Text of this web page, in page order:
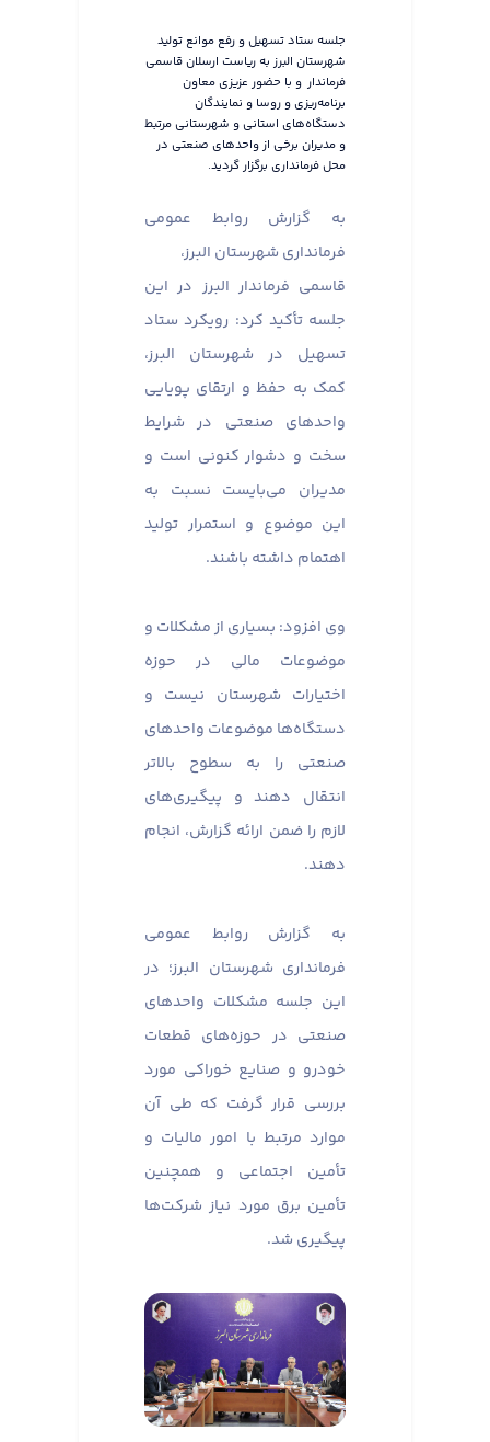
جلسه ستاد تسهیل و رفع موانع تولید
شهرستان البرز به ریاست ارسلان قاسمی
فرماندار و با حضور عزیزی معاون
برنامه‌ریزی و روسا و نمایندگان
دستگاه‌های استانی و شهرستانی مرتبط
و مدیران برخی از واحدهای صنعتی در
محل فرمانداری برگزار گردید.
به گزارش روابط عمومی
فرمانداری شهرستان البرز،
قاسمی فرماندار البرز در این
جلسه تأکید کرد: رویکرد ستاد
تسهیل در شهرستان البرز،
کمک به حفظ و ارتقای پویایی
واحدهای صنعتی در شرایط
سخت و دشوار کنونی است و
مدیران می‌بایست نسبت به
این موضوع و استمرار تولید
اهتمام داشته باشند.
وی افزود: بسیاری از مشکلات و
موضوعات مالی در حوزه
اختیارات شهرستان نیست و
دستگاه‌ها موضوعات واحدهای
صنعتی را به سطوح بالاتر
انتقال دهند و پیگیری‌های
لازم را ضمن ارائه گزارش، انجام
دهند.
به گزارش روابط عمومی
فرمانداری شهرستان البرز؛ در
این جلسه مشکلات واحدهای
صنعتی در حوزه‌های قطعات
خودرو و صنایع خوراکی مورد
بررسی قرار گرفت که طی آن
موارد مرتبط با امور مالیات و
تأمین اجتماعی و همچنین
تأمین برق مورد نیاز شرکت‌ها
پیگیری شد.